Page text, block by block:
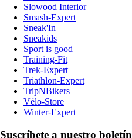
Slowood Interior
Smash-Expert
Sneak'In
Sneakids
Sport is good
Training-Fit
Trek-Expert
Triathlon-Expert
TripNBikers
Vélo-Store
Winter-Expert
Suscríbete a nuestro boletín